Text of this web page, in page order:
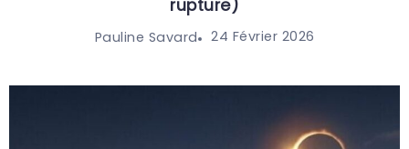
rupture)
Pauline Savard 24 Février 2026